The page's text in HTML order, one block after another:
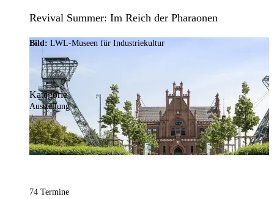
Revival Summer: Im Reich der Pharaonen
Bild: LWL-Museen für Industriekultur
Kategorie
Ausstellung
74 Termine